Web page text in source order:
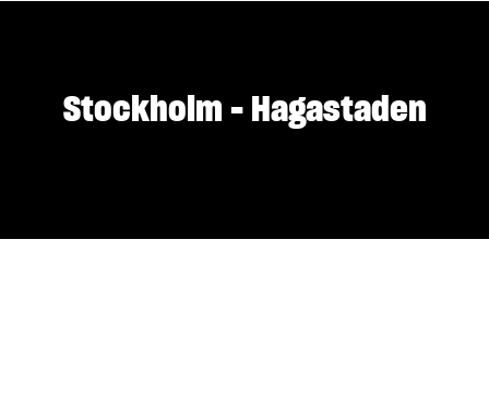
Stockholm - Hagastaden